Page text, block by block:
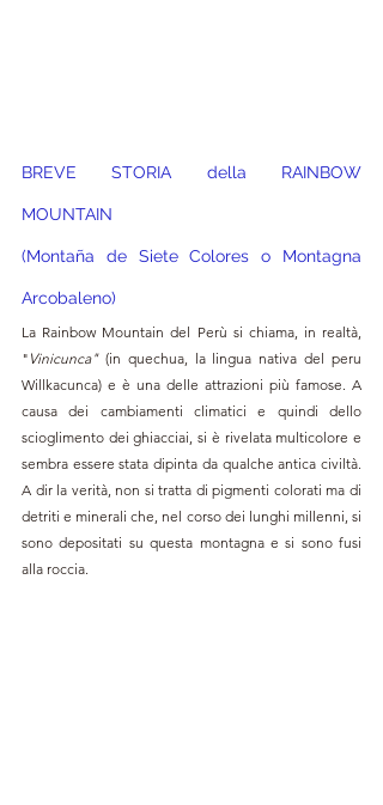
BREVE STORIA della RAINBOW
MOUNTAIN
(Montaña de Siete Colores o Montagna
Arcobaleno)
La Rainbow Mountain del Perù si chiama, in realtà,
" Vinicunca" (in quechua, la lingua nativa del peru
Willkacunca) e è una delle attrazioni più famose. A
causa dei cambiamenti climatici e quindi dello
scioglimento dei ghiacciai, si è rivelata multicolore e
sembra essere stata dipinta da qualche antica civiltà.
A dir la verità, non si tratta di pigmenti colorati ma di
detriti e minerali che, nel corso dei lunghi millenni, si
sono depositati su questa montagna e si sono fusi
alla roccia.